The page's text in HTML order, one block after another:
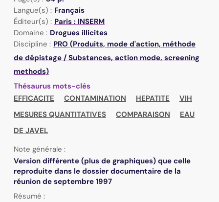
Langue(s) : Français
Éditeur(s) : Paris : INSERM
Domaine : Drogues illicites
Discipline : PRO (Produits, mode d'action, méthode
de dépistage / Substances, action mode, screening
methods)
Thésaurus mots-clés
EFFICACITE
CONTAMINATION HEPATITE
VIH
MESURES QUANTITATIVES
COMPARAISON
EAU
DE JAVEL
Note générale :
Version différente (plus de graphiques) que celle
reproduite dans le dossier documentaire de la
réunion de septembre 1997
Résumé :